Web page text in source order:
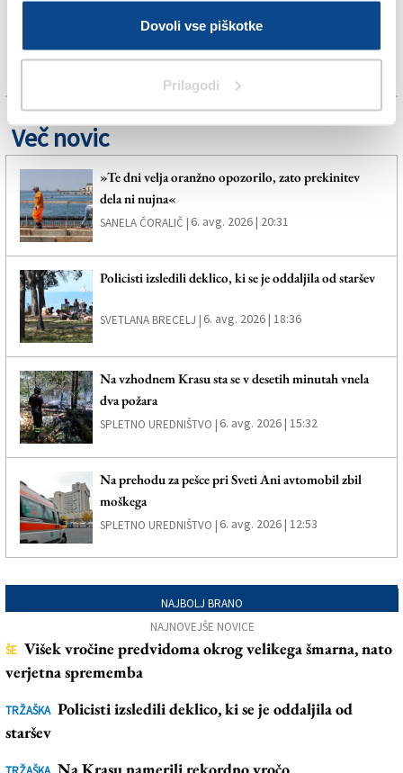
Dovoli vse piškotke
Prilagodi
Več novic
»Te dni velja oranžno opozorilo, zato prekinitev
dela ni nujna«
SANELA ČORALIČ | 6. avg. 2026 | 20:31
Policisti izsledili deklico, ki se je oddaljila od staršev
SVETLANA BRECELJ | 6. avg. 2026 | 18:36
Na vzhodnem Krasu sta se v desetih minutah vnela
dva požara
SPLETNO UREDNIŠTVO | 6. avg. 2026 | 15:32
Na prehodu za pešce pri Sveti Ani avtomobil zbil
moškega
SPLETNO UREDNIŠTVO | 6. avg. 2026 | 12:53
NAJBOLJ BRANO
NAJNOVEJŠE NOVICE
ŠE Višek vročine predvidoma okrog velikega šmarna, nato
verjetna sprememba
TRŽAŠKA Policisti izsledili deklico, ki se je oddaljila od
staršev